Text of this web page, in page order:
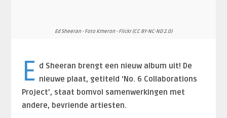
Ed Sheeran - Foto Kmeron - Flickr (CC BY-NC-ND 2.0)
E d Sheeran brengt een nieuw album uit! De
nieuwe plaat, getiteld ‘No. 6 Collaborations
Project’, staat bomvol samenwerkingen met
andere, bevriende artiesten.